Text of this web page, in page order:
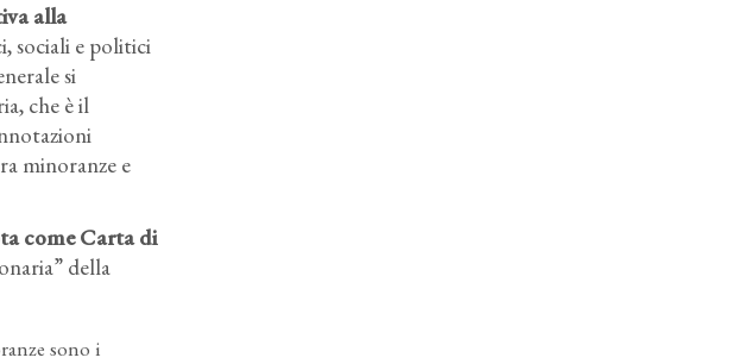
alla
sociali e politici
si
che è il
minoranze e
come Carta di
della
sono i